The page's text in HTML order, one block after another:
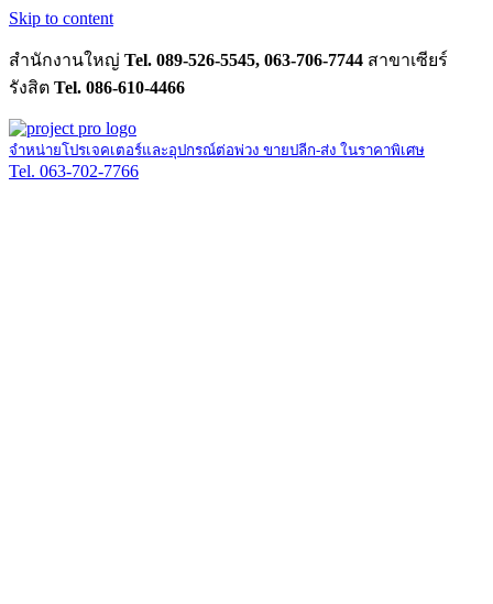
Skip to content
สำนักงานใหญ่ Tel. 089-526-5545, 063-706-7744 สาขาเซียร์
รังสิต Tel. 086-610-4466
จำหน่ายโปรเจคเตอร์และอุปกรณ์ต่อพ่วง ขายปลีก-ส่ง ในราคาพิเศษ
Tel. 063-702-7766